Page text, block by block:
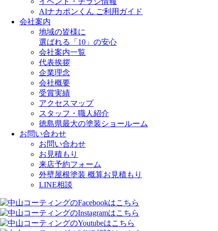
AIナカポンくん ご利用ガイド
会社案内
地域の皆様に
選ばれる「10」の安心
会社案内一覧
代表挨拶
企業理念
会社概要
受賞実績
アクセスマップ
スタッフ・職人紹介
徳島県最大の塗装ショールーム
お問い合わせ
お問い合わせ
お見積もり
来店予約フォーム
外壁屋根塗装 概算お見積もり
LINE相談